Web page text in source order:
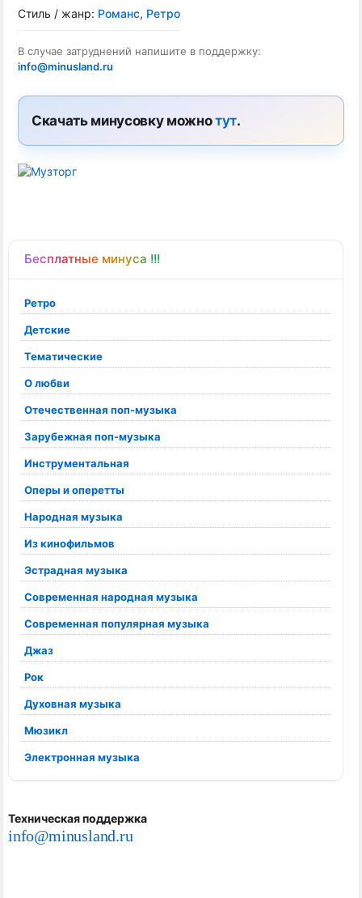
Бесплатные минуса !!!
Ретро
Детские
Тематические
О любви
Отечественная поп-музыка
Зарубежная поп-музыка
Инструментальная
Оперы и оперетты
Народная музыка
Из кинофильмов
Эстрадная музыка
Современная народная музыка
Современная популярная музыка
Джаз
Рок
Духовная музыка
Мюзикл
Электронная музыка
Техническая поддержка
info@minusland.ru
Стиль / жанр: Романс, Ретро
В случае затруднений напишите в поддержку:
info@minusland.ru
Скачать минусовку можнотут.